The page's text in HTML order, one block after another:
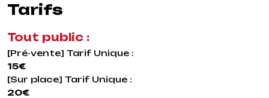
Tarifs
Tout public :
[Pré-vente] Tarif Unique :
15€
[Sur place] Tarif Unique :
20€